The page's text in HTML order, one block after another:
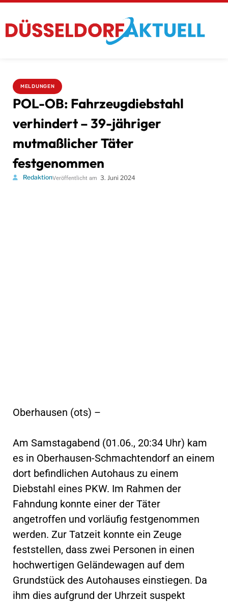
MELDUNGEN
POL-OB: Fahrzeugdiebstahl
verhindert – 39-jähriger
mutmaßlicher Täter
festgenommen
RedaktionVeröffentlicht am 3. Juni 2024
Oberhausen (ots) –
Am Samstagabend (01.06., 20:34 Uhr) kam
es in Oberhausen-Schmachtendorf an einem
dort befindlichen Autohaus zu einem
Diebstahl eines PKW. Im Rahmen der
Fahndung konnte einer der Täter
angetroffen und vorläufig festgenommen
werden. Zur Tatzeit konnte ein Zeuge
feststellen, dass zwei Personen in einen
hochwertigen Geländewagen auf dem
Grundstück des Autohauses einstiegen. Da
ihm dies aufgrund der Uhrzeit suspekt